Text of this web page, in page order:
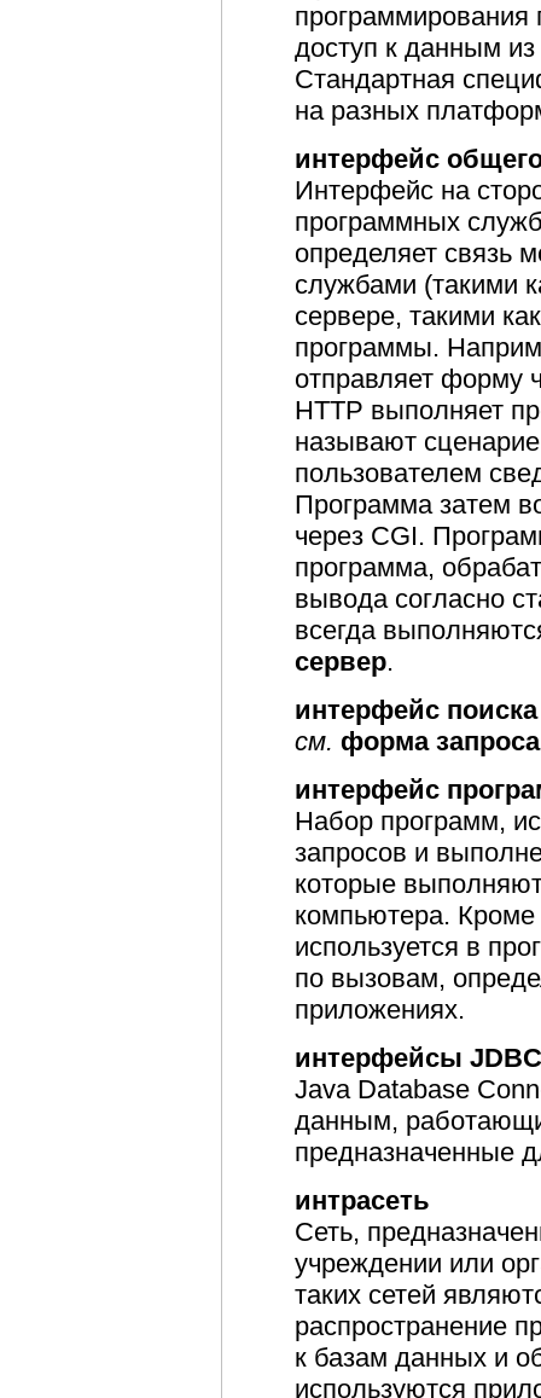
доступ к данным
Стандартная
на разных
интерфейс
Интерфейс на
программных
определяет связь
службами (такими
сервере, такими
программы.
отправляет форму
HTTP выполняет
называют
пользователем
Программа затем
через CGI.
программа,
вывода согласно
всегда
сервер.
интерфейс поиска
см. форма запроса
интерфейс
Набор программ,
запросов и
которые
компьютера.
используется в
по вызовам,
приложениях.
интерфейсы JDBC
Java Database
данным,
предназначенные
интрасеть
Сеть,
учреждении или
таких сетей
распространение
к базам данных и
используются